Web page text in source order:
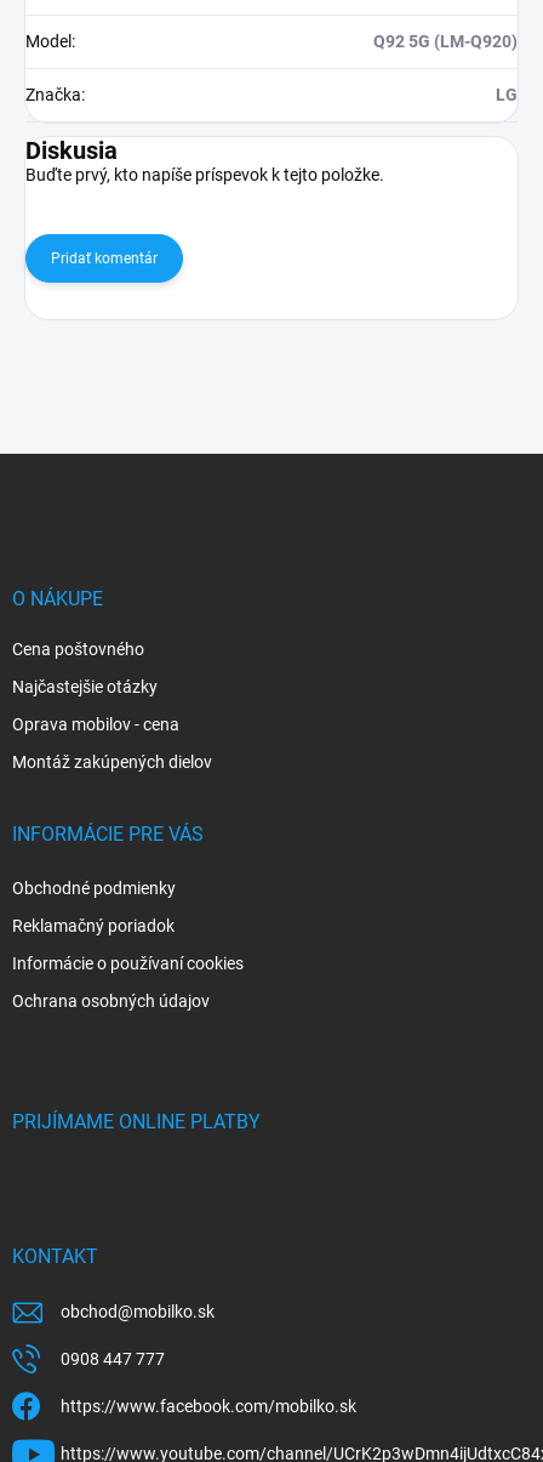
Model : Q92 5G (LM-Q920)
Značka: LG
Diskusia
Buďte prvý, kto napíše príspevok k tejto položke.
Pridať komentár
O NÁKUPE
Cena poštovného
Najčastejšie otázky
Oprava mobilov - cena
Montáž zakúpených dielov
INFORMÁCIE PRE VÁS
Obchodné podmienky
Reklamačný poriadok
Informácie o používaní cookies
Ochrana osobných údajov
PRIJÍMAME ONLINE PLATBY
KONTAKT
obchod@mobilko.sk
0908 447 777
https://www.facebook.com/mobilko.sk
https://www.youtube.com/channel/